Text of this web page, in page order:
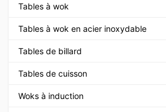
Tables à wok
Tables à wok en acier inoxydable
Tables de billard
Tables de cuisson
Woks à induction